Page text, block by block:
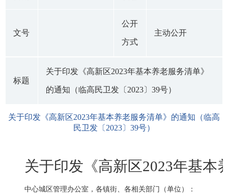
文号
公开
方式
主动公开
标题
关于印发《高新区2023年基本养老服务清单》
的通知（临高民卫发〔2023〕39号）
关于印发《高新区2023年基本养老服务清单》的通知（临高
民卫发〔2023〕39号）
关于印发《高新区2023年基本
中心城区管理办公室，各镇街、各相关部门（单位）：